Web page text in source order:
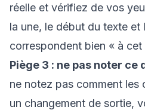
réelle et vérifiez de vos
la une, le début du texte et
correspondent bien « à cet
Piège 3 : ne pas noter ce
ne notez pas comment les
un changement de sortie,